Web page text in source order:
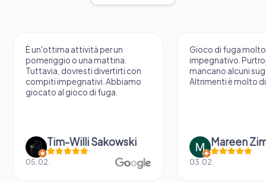
È un'ottima attività per un
pomeriggio o una mattina.
Tuttavia, dovresti divertirti con
compiti impegnativi. Abbiamo
giocato al gioco di fuga.
Tim-Willi Sakowski
05.02.
Gioco di fuga molto
impegnativo.
mancano alcuni
Altrimenti è molto
Mareen
03.02.